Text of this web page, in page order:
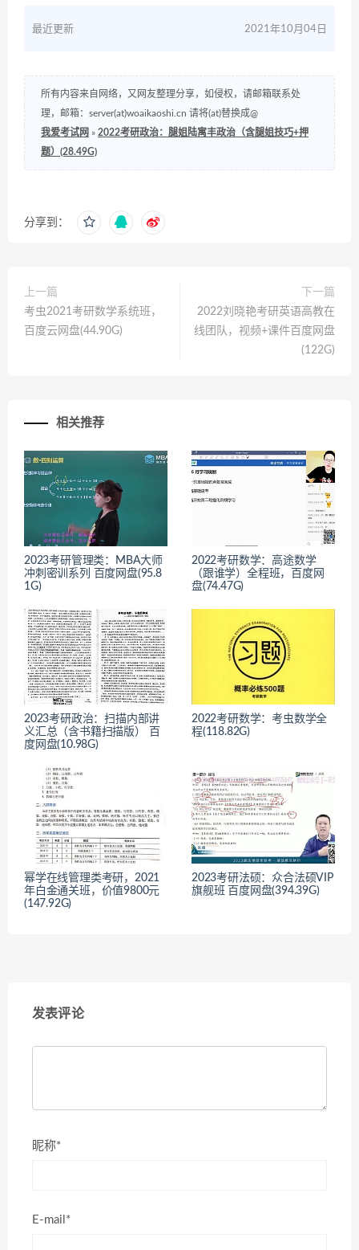
最近更新 2021年10月04日
所有内容来自网络，又网友整理分享，如侵权，请邮箱联系处
理，邮箱：server(at)woaikaoshi.cn 请将(at)替换成@
我爱考试网 » 2022考研政治：腿姐陆寓丰政治（含腿姐技巧+押
题）(28.49G)
分享到：
上一篇
考虫2021考研数学系统班，
百度云网盘(44.90G)
下一篇
2022刘晓艳考研英语高教在
线团队，视频+课件百度网盘
(122G)
相关推荐
2023考研管理类：MBA大师
冲刺密训系列 百度网盘(95.8
1G)
2022考研数学：高途数学
（跟谁学）全程班，百度网
盘(74.47G)
2023考研政治：扫描内部讲
义汇总（含书籍扫描版） 百
度网盘(10.98G)
2022考研数学：考虫数学全
程(118.82G)
幂学在线管理类考研，2021
年白金通关班，价值9800元
(147.92G)
2023考研法硕：众合法硕VIP
旗舰班 百度网盘(394.39G)
发表评论
昵称*
E-mail*